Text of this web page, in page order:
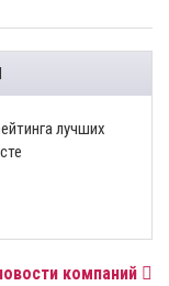
лучших
компаний